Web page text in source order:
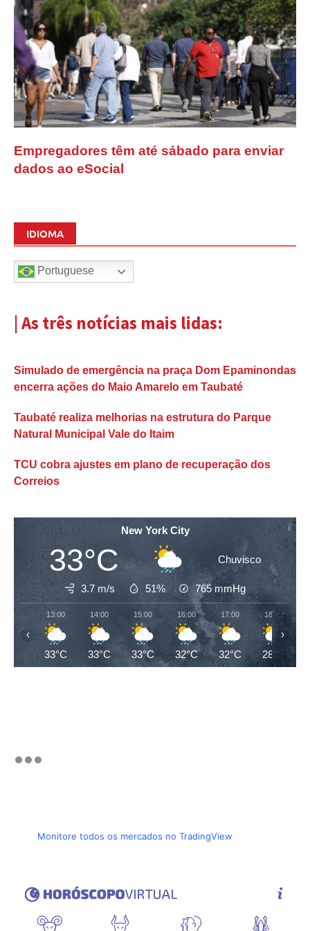
Empregadores têm até sábado para enviar
dados ao eSocial
IDIOMA
Portuguese
| As três notícias mais lidas:
Simulado de emergência na praça Dom Epaminondas
encerra ações do Maio Amarelo em Taubaté
Taubaté realiza melhorias na estrutura do Parque
Natural Municipal Vale do Itaim
TCU cobra ajustes em plano de recuperação dos
Correios
New York City
33°C Chuvisco
3.7 m/s 51% 765mmHg
13:00
33°C
14:00
33°C
15:00
33°C
16:00
32°C
17:00
32°C
18:00
28°C
‹ ›
Monitore todos os mercados no TradingView